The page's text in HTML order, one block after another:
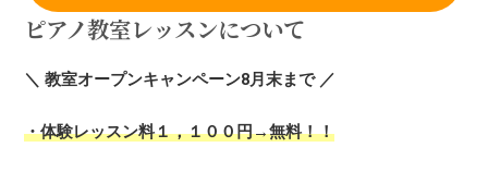
ピアノ教室レッスンについて
＼ 教室オープンキャンペーン8月末まで ／
・体験レッスン料１，１００円→無料！！